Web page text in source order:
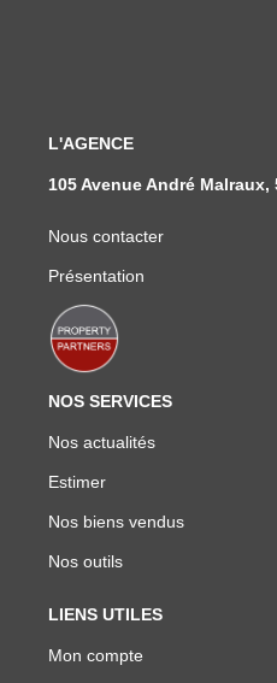
L'AGENCE
105 Avenue André Malraux,
Nous contacter
Présentation
NOS SERVICES
Nos actualités
Estimer
Nos biens vendus
Nos outils
LIENS UTILES
Mon compte